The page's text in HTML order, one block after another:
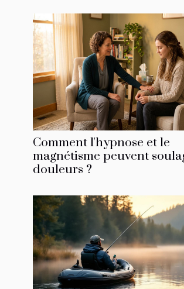
Comment l'hypnose et le
magnétisme peuvent
douleurs ?